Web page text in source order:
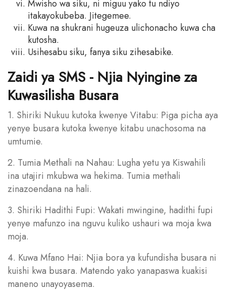
Mwisho wa siku, ni miguu yako tu ndiyo
itakayokubeba. Jitegemee.
Kuwa na shukrani hugeuza ulichonacho kuwa cha
kutosha.
Usihesabu siku, fanya siku zihesabike.
Zaidi ya SMS - Njia Nyingine za
Kuwasilisha Busara
1. Shiriki Nukuu kutoka kwenye Vitabu: Piga picha aya
yenye busara kutoka kwenye kitabu unachosoma na
umtumie.
2. Tumia Methali na Nahau: Lugha yetu ya Kiswahili
ina utajiri mkubwa wa hekima. Tumia methali
zinazoendana na hali.
3. Shiriki Hadithi Fupi: Wakati mwingine, hadithi fupi
yenye mafunzo ina nguvu kuliko ushauri wa moja kwa
moja.
4. Kuwa Mfano Hai: Njia bora ya kufundisha busara ni
kuishi kwa busara. Matendo yako yanapaswa kuakisi
maneno unayoyasema.